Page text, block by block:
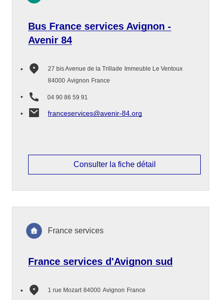
Bus France services Avignon -
Avenir 84
27 bis Avenue de la Trillade Immeuble Le Ventoux
84000 Avignon France
04 90 86 59 91
franceservices@avenir-84.org
Consulter la fiche détail
France services d'Avignon sud
1 rue Mozart 84000 Avignon France
France services